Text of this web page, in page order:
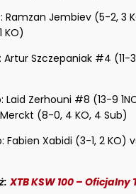
Ramzan Jembiev (5-2, 3
KO)
Artur Szczepaniak #4 (11-
Laid Zerhouni #8 (13-9
(8-0, 4 KO, 4 Sub)
Fabien Xabidi (3-1, 2 KO)
XTB KSW 100 – Oficjalny